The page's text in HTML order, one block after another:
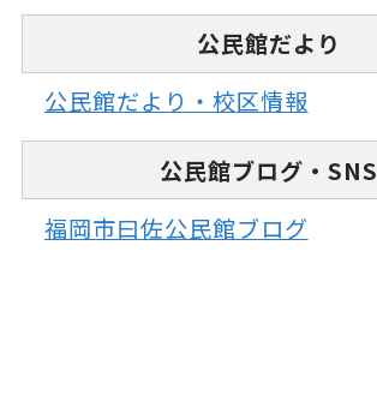
公民館だより
公民館だより・校区情報
公民館ブログ・SNS
福岡市曰佐公民館ブログ